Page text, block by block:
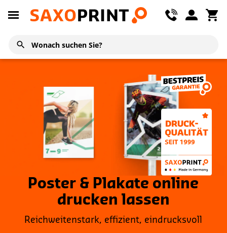
Poster & Plakate online
drucken lassen
Reichweitenstark, effizient, eindrucksvoll